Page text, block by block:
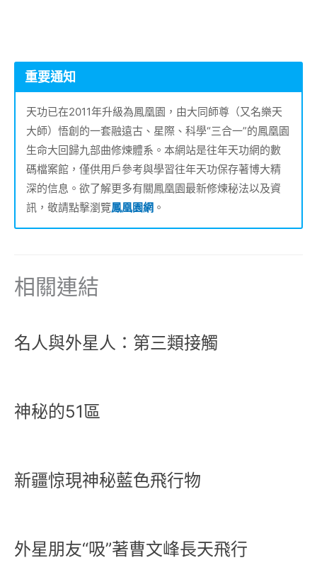
重要通知
天功已在2011年升級為鳳凰園，由大同師尊（又名樂天
大師）悟創的一套融遠古、星際、科學“三合一”的鳳凰園
生命大回歸九部曲修煉體系。本網站是往年天功網的數
碼檔案館，僅供用戶參考與學習往年天功保存著博大精
深的信息。欲了解更多有關鳳凰園最新修煉秘法以及資
訊，敬請點擊瀏覽鳳凰園網 。
相關連結
名人與外星人：第三類接觸
神秘的51區
新疆惊現神秘藍色飛行物
外星朋友“吸”著曹文峰長天飛行